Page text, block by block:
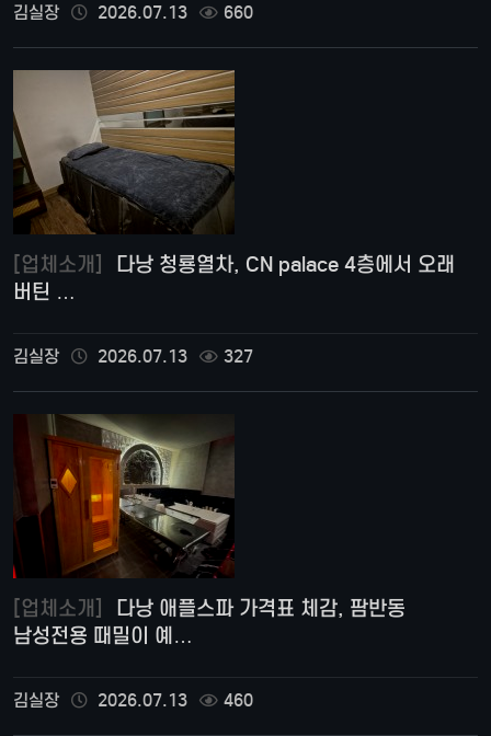
김실장 2026.07.13 660
[업체소개]
버틴 …
김실장 2026.07.13 327
[업체소개]
남성전용 때밀이 예…
김실장 2026.07.13 460